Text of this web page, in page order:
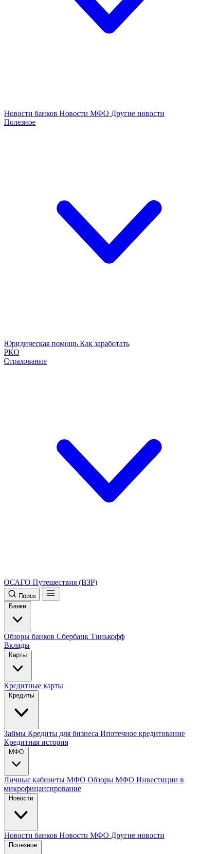
Новости банков Новости МФО Другие новости
Полезное
Юридическая помощь Как заработать
РКО
Страхование
ОСАГО Путешествия (ВЗР)
Поиск
Банки
Обзоры банков Сбербанк Тинькофф
Вклады
Карты
Кредитные карты
Кредиты
Займы Кредиты для бизнеса Ипотечное кредитование
Кредитная история
МФО
Личные кабинеты МФО Обзоры МФО Инвестиции в
микрофинансирование
Новости
Новости банков Новости МФО Другие новости
Полезное